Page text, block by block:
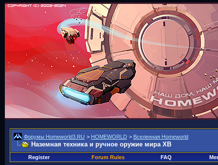
Форумы Homeworld3.RU > HOMEWORLD > Вселенная Homeworld
Наземная техника и ручное оружие мира ХВ
Register Forum Rules FAQ